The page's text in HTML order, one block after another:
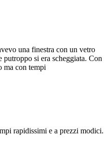
una finestra con un vetro
putroppo si era scheggiata. Con
ma con tempi
rapidissimi e a prezzi modici.